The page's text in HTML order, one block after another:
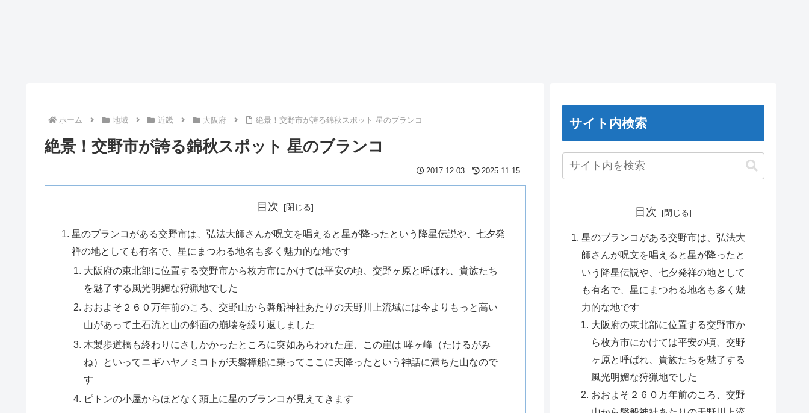
ホーム 地域 近畿 大阪府 絶景！交野市が誇る錦秋スポット 星のブランコ
絶景！交野市が誇る錦秋スポット 星のブランコ
2017.12.03 2025.11.15
目次
星のブランコがある交野市は、弘法大師さんが呪文を唱えると星が降ったという降星伝説や、七夕発
祥の地としても有名で、星にまつわる地名も多く魅力的な地です
大阪府の東北部に位置する交野市から枚方市にかけては平安の頃、交野ヶ原と呼ばれ、貴族たち
を魅了する風光明媚な狩猟地でした
おおよそ２６０万年前のころ、交野山から磐船神社あたりの天野川上流域には今よりもっと高い
山があって土石流と山の斜面の崩壊を繰り返しました
木製歩道橋も終わりにさしかかったところに突如あらわれた崖、この崖は 哮ヶ峰（たけるがみ
ね）といってニギハヤノミコトが天磐樟船に乗ってここに天降ったという神話に満ちた山なので
す
ピトンの小屋からほどなく頭上に星のブランコが見えてきます
サイト内検索
目次
星のブランコがある交野市は、弘法大
師さんが呪文を唱えると星が降ったと
いう降星伝説や、七夕発祥の地として
も有名で、星にまつわる地名も多く魅
力的な地です
大阪府の東北部に位置する交野市か
ら枚方市にかけては平安の頃、交野
ヶ原と呼ばれ、貴族たちを魅了する
風光明媚な狩猟地でした
おおよそ２６０万年前のころ、交野